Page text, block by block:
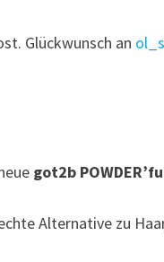
Glückwunsch an
got2b
Alternative zu